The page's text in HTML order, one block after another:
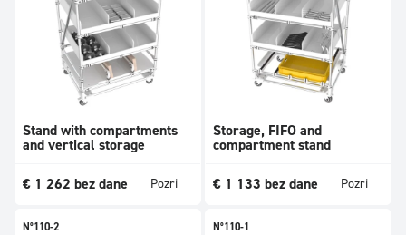
Stand with compartments
and vertical storage
€ 1 262 bez dane Pozri
Storage, FIFO and
compartment stand
€ 1 133 bez dane Pozri
N°110-2 N°110-1